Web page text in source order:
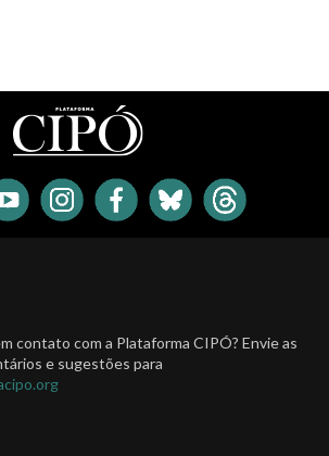
contato com a Plataforma CIPÓ? Envie as
e sugestões para